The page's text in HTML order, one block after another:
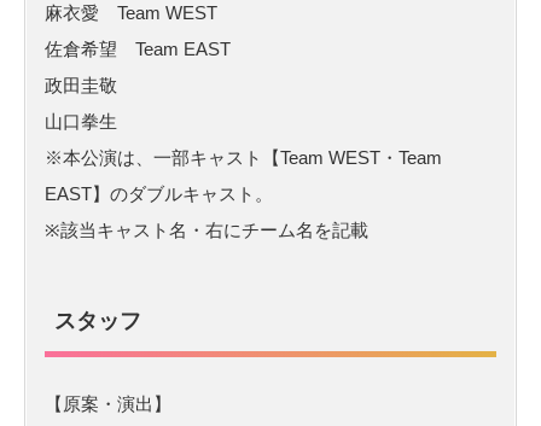
麻衣愛 Team WEST
佐倉希望 Team EAST
政田圭敬
山口拳生
※本公演は、一部キャスト【Team WEST・Team
EAST】のダブルキャスト。
※該当キャスト名・右にチーム名を記載
スタッフ
【原案・演出】